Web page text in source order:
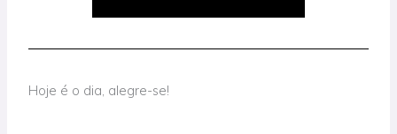
Hoje é o dia, alegre-se!